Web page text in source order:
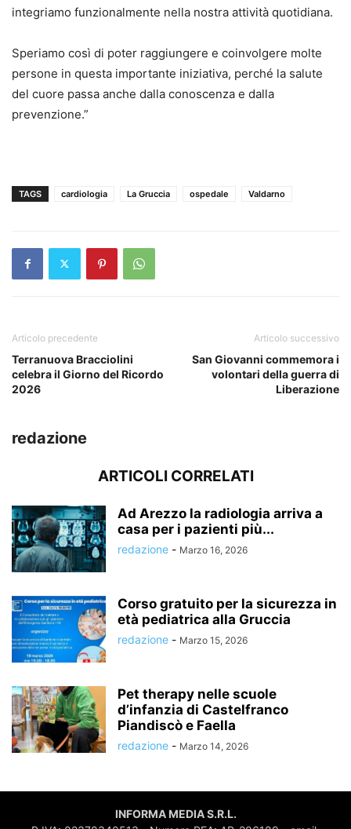
integriamo funzionalmente nella nostra attività quotidiana.
Speriamo così di poter raggiungere e coinvolgere molte
persone in questa importante iniziativa, perché la salute
del cuore passa anche dalla conoscenza e dalla
prevenzione.”
TAGS cardiologia La Gruccia ospedale Valdarno
Articolo precedente
Terranuova Bracciolini
celebra il Giorno del Ricordo
2026
Articolo successivo
San Giovanni commemora i
volontari della guerra di
Liberazione
redazione
ARTICOLI CORRELATI
Ad Arezzo la radiologia arriva a
casa per i pazienti più...
redazione - Marzo 16, 2026
Corso gratuito per la sicurezza in
età pediatrica alla Gruccia
redazione - Marzo 15, 2026
Pet therapy nelle scuole
d’infanzia di Castelfranco
Piandiscò e Faella
redazione - Marzo 14, 2026
INFORMA MEDIA S.R.L.